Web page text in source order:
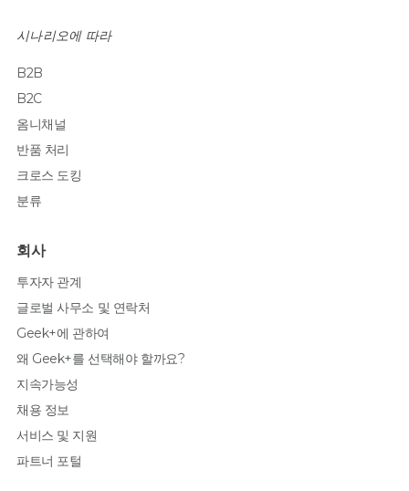
시나리오에 따라
B2B
B2C
옴니채널
반품 처리
크로스 도킹
분류
회사
투자자 관계
글로벌 사무소 및 연락처
Geek+에 관하여
왜 Geek+를 선택해야 할까요?
지속가능성
채용 정보
서비스 및 지원
파트너 포털